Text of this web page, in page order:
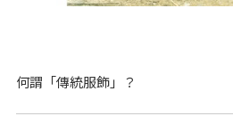
何謂「傳統服飾」？